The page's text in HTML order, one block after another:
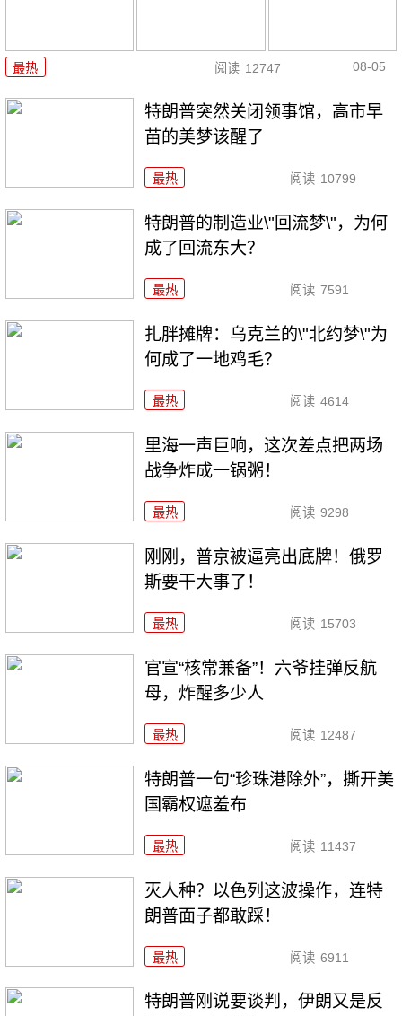
最热 阅读 12747 08-05
特朗普突然关闭领事馆，高市早
苗的美梦该醒了
最热 阅读 10799
特朗普的制造业\"回流梦\"，为何
成了回流东大？
最热 阅读 7591
扎胖摊牌：乌克兰的\"北约梦\"为
何成了一地鸡毛？
最热 阅读 4614
里海一声巨响，这次差点把两场
战争炸成一锅粥！
最热 阅读 9298
刚刚，普京被逼亮出底牌！俄罗
斯要干大事了！
最热 阅读 15703
官宣“核常兼备”！六爷挂弹反航
母，炸醒多少人
最热 阅读 12487
特朗普一句“珍珠港除外”，撕开美
国霸权遮羞布
最热 阅读 11437
灭人种？以色列这波操作，连特
朗普面子都敢踩！
最热 阅读 6911
特朗普刚说要谈判，伊朗又是反